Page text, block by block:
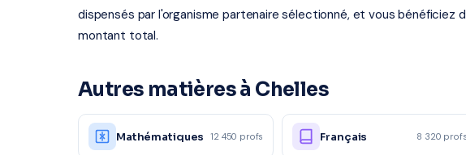
dispensés par l'organisme partenaire sélectionné, et vous bénéficiez
montant total.
Autres matières à Chelles
Mathématiques 12 450 profs Français 8 320 profs